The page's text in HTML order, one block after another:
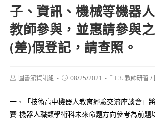
子、資訊、機械等機器
教師參與，並惠請參與
(差)假登記，請查照。
Post圖書館資訊組
Post08/25/2021
Post3. 教師研習 /
一、「技術高中機器人教育經驗交流座談會」
賽-機器人職類學術科未來命題方向參考為前題